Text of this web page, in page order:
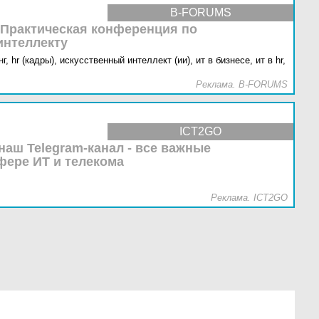
B-FORUMS
конференция по
hr (кадры), искусственный интеллект (ии), ит в бизнесе, ит в hr,
Реклама. B-FORUMS
ICT2GO
Telegram-канал - все важные
ИТ и телекома
Реклама. ICT2GO